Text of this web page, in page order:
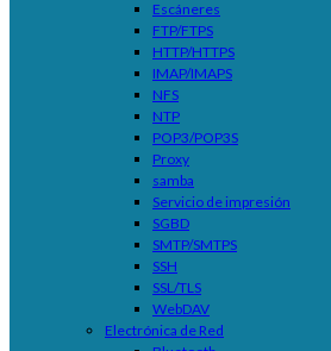
Escáneres
FTP/FTPS
HTTP/HTTPS
IMAP/IMAPS
NFS
NTP
POP3/POP3S
Proxy
samba
Servicio de impresión
SGBD
SMTP/SMTPS
SSH
SSL/TLS
WebDAV
Electrónica de Red